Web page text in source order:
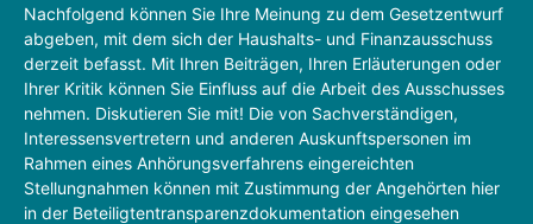
Nachfolgend können Sie Ihre Meinung zu dem Gesetzentwurf
abgeben, mit dem sich der Haushalts- und Finanzausschuss
derzeit befasst. Mit Ihren Beiträgen, Ihren Erläuterungen oder
Ihrer Kritik können Sie Einfluss auf die Arbeit des Ausschusses
nehmen. Diskutieren Sie mit! Die von Sachverständigen,
Interessensvertretern und anderen Auskunftspersonen im
Rahmen eines Anhörungsverfahrens eingereichten
Stellungnahmen können mit Zustimmung der Angehörten hier
in der Beteiligtentransparenzdokumentation eingesehen